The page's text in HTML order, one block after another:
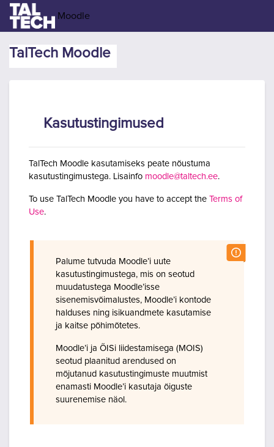
Jäta vahele peasisuni
Moodle
TalTech Moodle
Kasutustingimused
TalTech Moodle kasutamiseks peate nõustuma
kasutustingimustega. Lisainfo moodle@taltech.ee.
To use TalTech Moodle you have to accept the Terms of
Use.
Palume tutvuda Moodle’i uute
kasutustingimustega, mis on seotud
muudatustega Moodle’isse
sisenemisvõimalustes, Moodle’i kontode
halduses ning isikuandmete kasutamise
ja kaitse põhimõtetes.
Moodle’i ja ÕISi liidestamisega (MOIS)
seotud plaanitud arendused on
mõjutanud kasutustingimuste muutmist
enamasti Moodle’i kasutaja õiguste
suurenemise näol.